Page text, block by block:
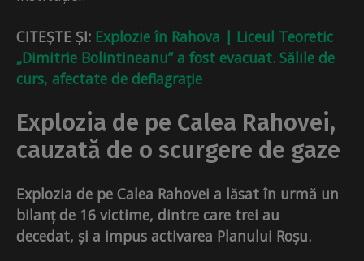
CITEȘTE ȘI: Explozie în Rahova | Liceul Teoretic
„Dimitrie Bolintineanu” a fost evacuat. Sălile de
curs, afectate de deflagrație
Explozia de pe Calea Rahovei,
cauzată de o scurgere de gaze
Explozia de pe Calea Rahovei a lăsat în urmă un
bilanț de 16 victime, dintre care trei au
decedat, și a impus activarea Planului Roșu.